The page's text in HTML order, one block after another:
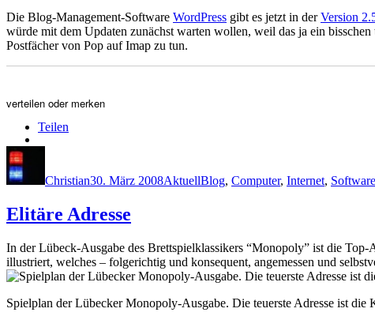
Die Blog-Management-Software WordPress gibt es jetzt in derVersion
würde mit dem Updaten zunächst warten wollen, weil das ja ein
Postfächer von Pop auf Imap zu tun.
verteilen oder merken
Teilen
Christian30. März 2008AktuellBlog, Computer, Internet, Software
Elitäre Adresse
In der Lübeck-Ausgabe des Brettspielklassikers “Monopoly” ist die
illustriert, welches – folgerichtig und konsequent, angemessen und
Spielplan der Lübecker Monopoly-Ausgabe. Die teuerste Adresse ist